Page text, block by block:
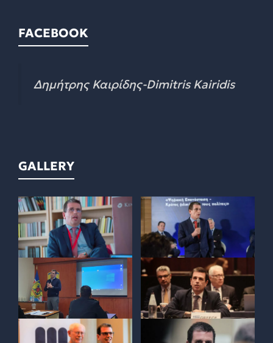
FACEBOOK
Δημήτρης Καιρίδης-Dimitris Kairidis
GALLERY